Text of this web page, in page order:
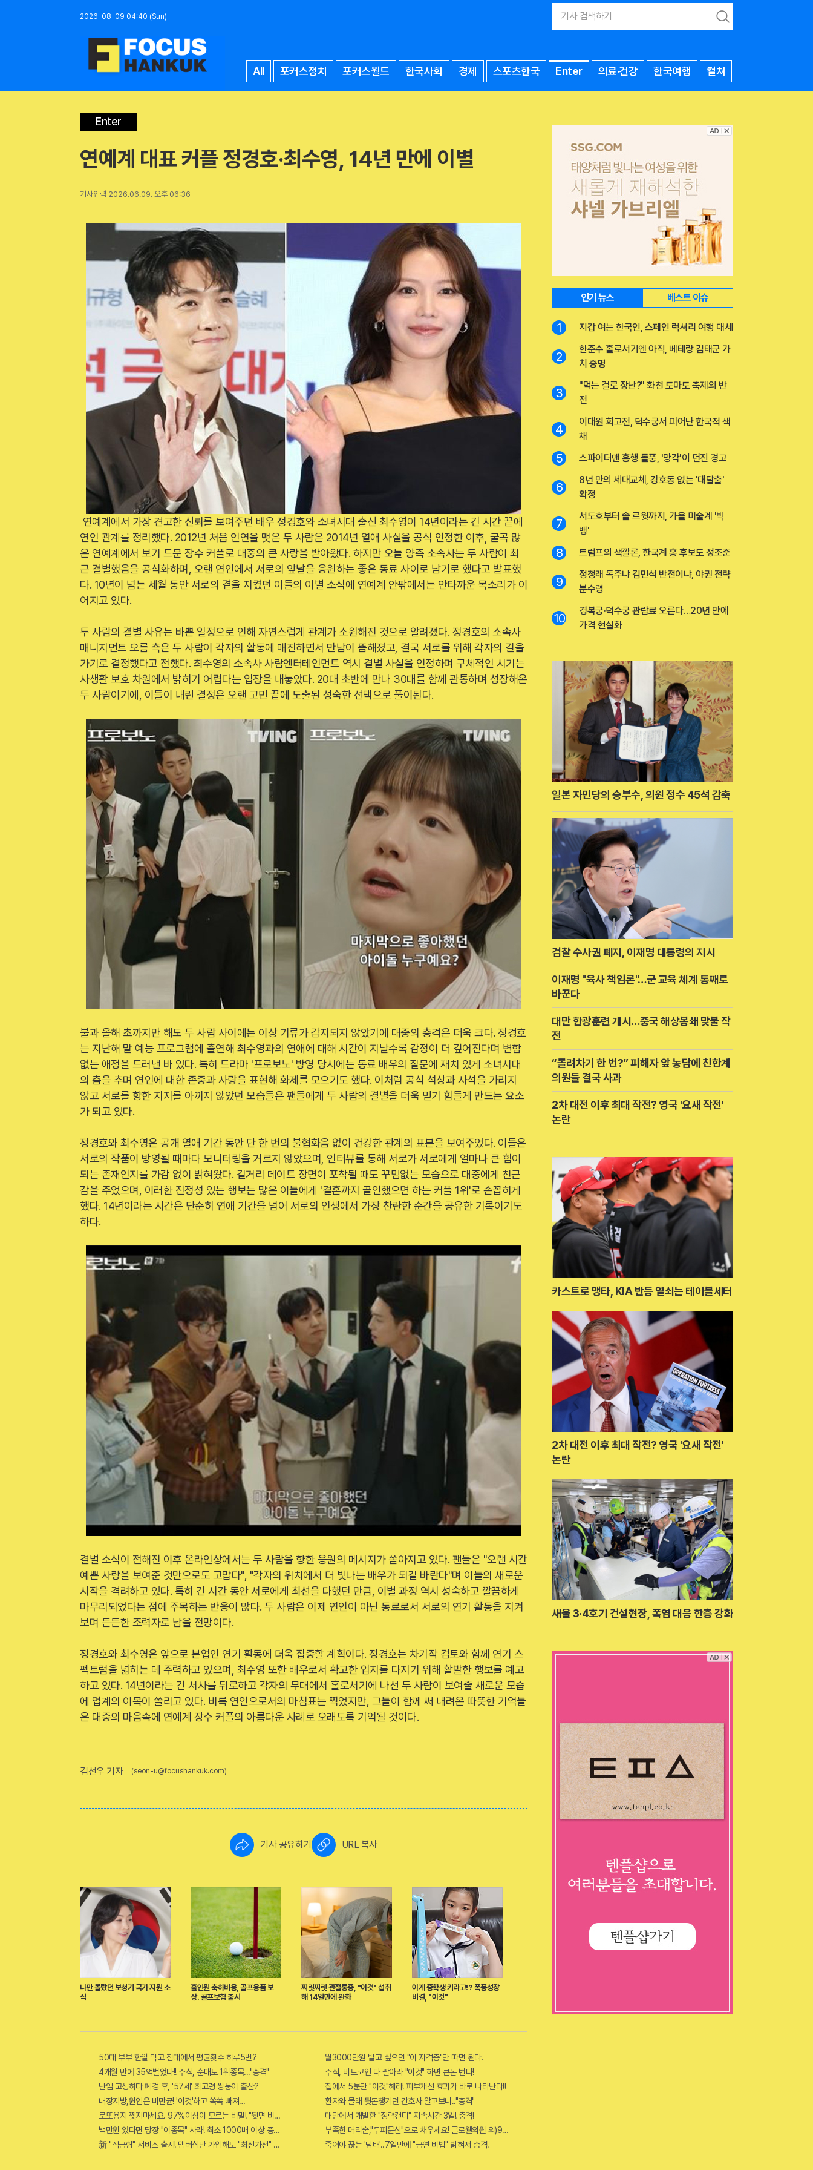
검
색
2026-08-09 04:40 (Sun)
All 포커스정치 포커스월드 한국사회 경제 스포츠한국 Enter 의료·건강 한국여행 컬쳐
Enter
연예계 대표 커플 정경호·최수영, 14년 만에 이별
기사입력 2026.06.09. 오후 06:36
연예계에서 가장 견고한 신뢰를 보여주던 배우 정경호와 소녀시대 출신 최수영이 14년이라는 긴 시간 끝에
연인 관계를 정리했다. 2012년 처음 인연을 맺은 두 사람은 2014년 열애 사실을 공식 인정한 이후, 굴곡 많
은 연예계에서 보기 드문 장수 커플로 대중의 큰 사랑을 받아왔다. 하지만 오늘 양측 소속사는 두 사람이 최
근 결별했음을 공식화하며, 오랜 연인에서 서로의 앞날을 응원하는 좋은 동료 사이로 남기로 했다고 발표했
다. 10년이 넘는 세월 동안 서로의 곁을 지켰던 이들의 이별 소식에 연예계 안팎에서는 안타까운 목소리가 이
어지고 있다.
두 사람의 결별 사유는 바쁜 일정으로 인해 자연스럽게 관계가 소원해진 것으로 알려졌다. 정경호의 소속사
매니지먼트 오름 측은 두 사람이 각자의 활동에 매진하면서 만남이 뜸해졌고, 결국 서로를 위해 각자의 길을
가기로 결정했다고 전했다. 최수영의 소속사 사람엔터테인먼트 역시 결별 사실을 인정하며 구체적인 시기는
사생활 보호 차원에서 밝히기 어렵다는 입장을 내놓았다. 20대 초반에 만나 30대를 함께 관통하며 성장해온
두 사람이기에, 이들이 내린 결정은 오랜 고민 끝에 도출된 성숙한 선택으로 풀이된다.
불과 올해 초까지만 해도 두 사람 사이에는 이상 기류가 감지되지 않았기에 대중의 충격은 더욱 크다. 정경호
는 지난해 말 예능 프로그램에 출연해 최수영과의 연애에 대해 시간이 지날수록 감정이 더 깊어진다며 변함
없는 애정을 드러낸 바 있다. 특히 드라마 '프로보노' 방영 당시에는 동료 배우의 질문에 재치 있게 소녀시대
의 춤을 추며 연인에 대한 존중과 사랑을 표현해 화제를 모으기도 했다. 이처럼 공식 석상과 사석을 가리지
않고 서로를 향한 지지를 아끼지 않았던 모습들은 팬들에게 두 사람의 결별을 더욱 믿기 힘들게 만드는 요소
가 되고 있다.
정경호와 최수영은 공개 열애 기간 동안 단 한 번의 불협화음 없이 건강한 관계의 표본을 보여주었다. 이들은
서로의 작품이 방영될 때마다 모니터링을 거르지 않았으며, 인터뷰를 통해 서로가 서로에게 얼마나 큰 힘이
되는 존재인지를 가감 없이 밝혀왔다. 길거리 데이트 장면이 포착될 때도 꾸밈없는 모습으로 대중에게 친근
감을 주었으며, 이러한 진정성 있는 행보는 많은 이들에게 '결혼까지 골인했으면 하는 커플 1위'로 손꼽히게
했다. 14년이라는 시간은 단순히 연애 기간을 넘어 서로의 인생에서 가장 찬란한 순간을 공유한 기록이기도
하다.
결별 소식이 전해진 이후 온라인상에서는 두 사람을 향한 응원의 메시지가 쏟아지고 있다. 팬들은 "오랜 시간
예쁜 사랑을 보여준 것만으로도 고맙다", "각자의 위치에서 더 빛나는 배우가 되길 바란다"며 이들의 새로운
시작을 격려하고 있다. 특히 긴 시간 동안 서로에게 최선을 다했던 만큼, 이별 과정 역시 성숙하고 깔끔하게
마무리되었다는 점에 주목하는 반응이 많다. 두 사람은 이제 연인이 아닌 동료로서 서로의 연기 활동을 지켜
보며 든든한 조력자로 남을 전망이다.
정경호와 최수영은 앞으로 본업인 연기 활동에 더욱 집중할 계획이다. 정경호는 차기작 검토와 함께 연기 스
펙트럼을 넓히는 데 주력하고 있으며, 최수영 또한 배우로서 확고한 입지를 다지기 위해 활발한 행보를 예고
하고 있다. 14년이라는 긴 서사를 뒤로하고 각자의 무대에서 홀로서기에 나선 두 사람이 보여줄 새로운 모습
에 업계의 이목이 쏠리고 있다. 비록 연인으로서의 마침표는 찍었지만, 그들이 함께 써 내려온 따뜻한 기억들
은 대중의 마음속에 연예계 장수 커플의 아름다운 사례로 오래도록 기억될 것이다.
김선우 기자 (seon-u@focushankuk.com)
기사 공유하기 URL 복사
나만 몰랐던 보청기 국가 지원 소
식
홀인원 축하비용, 골프용품 보
상. 골프보험 출시
찌릿찌릿 관절통증, "이것" 섭취
해 14일만에 완화
이게 중학생 키라고!? 폭풍성장
비결, "이것"
50대 부부 한알 먹고 침대에서 평균횟수 하루5번?
4개월 만에 35억벌었다!! 주식, 순매도 1위종목..."충격"
난임 고생하다 폐경 후, '57세' 최고령 쌍둥이 출산?
내장지방,원인은 비만균! '이것'하고 쏙쏙 빠져…
로또용지 찢지마세요. 97%이상이 모르는 비밀! "뒷면 비추면 번호 보인다!?"
백만원 있다면 당장 "이종목" 사라! 최소 1000배 이상 증가...충격!!
新 "적금형" 서비스 출시! 멤버십만 가입해도 "최신가전" 선착순 100% 무료 경품지원!!
월3000만원 벌고 싶으면 "이 자격증"만 따면 된다.
주식, 비트코인 다 팔아라 "이것" 하면 큰돈 번다!
집에서 5분만 "이것"해라! 피부개선 효과가 바로 나타난다!!
환자와 몰래 뒷돈챙기던 간호사 알고보니.."충격"
대만에서 개발한 "정력캔디" 지속시간 3일! 충격!
부족한 머리숱,"두피문신"으로 채우세요! 글로웰의원 의)96837
죽어야 끊는 '담배'..7일만에 "금연 비법" 밝혀져 충격!
인기 뉴스 베스트 이슈
1 지갑 여는 한국인, 스페인 럭셔리 여행 대세
2
한준수 홀로서기엔 아직, 베테랑 김태군 가
치 증명
3
"먹는 걸로 장난?" 화천 토마토 축제의 반
전
4
이대원 회고전, 덕수궁서 피어난 한국적 색
채
5 스파이더맨 흥행 돌풍, '망각'이 던진 경고
6
8년 만의 세대교체, 강호동 없는 '대탈출'
확정
7
서도호부터 솔 르윗까지, 가을 미술계 '빅
뱅'
8 트럼프의 색깔론, 한국계 홍 후보도 정조준
9
정청래 독주냐 김민석 반전이냐, 야권 전략
분수령
10
경복궁·덕수궁 관람료 오른다…20년 만에
가격 현실화
일본 자민당의 승부수, 의원 정수 45석 감축
검찰 수사권 폐지, 이재명 대통령의 지시
이재명 "육사 책임론"…군 교육 체계 통째로
바꾼다
대만 한광훈련 개시…중국 해상봉쇄 맞불 작
전
“돌려차기 한 번?” 피해자 앞 농담에 친한계
의원들 결국 사과
2차 대전 이후 최대 작전? 영국 '요새 작전'
논란
카스트로 맹타, KIA 반등 열쇠는 테이블세터
2차 대전 이후 최대 작전? 영국 '요새 작전'
논란
새울 3·4호기 건설현장, 폭염 대응 한층 강화